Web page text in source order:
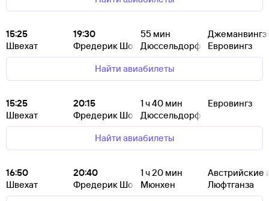
15:25
Швехат
19:30
Фредерик Шопен
55 мин
Дюссельдорф
Джеманвингз
Евровингз
Найти авиабилеты
15:25
Швехат
20:15
Фредерик Шопен
1ч 40 мин
Дюссельдорф
Евровингз
Найти авиабилеты
16:50
Швехат
20:40
Фредерик Шопен
1ч 20 мин
Мюнхен
Австрийские
Люфтганза